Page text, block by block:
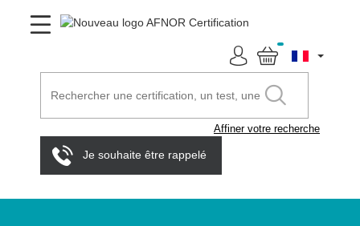
Affiner votre recherche
Je souhaite être rappelé